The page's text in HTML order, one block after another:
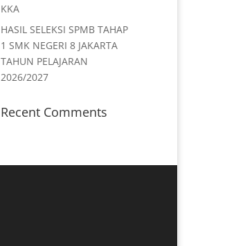
KKA
HASIL SELEKSI SPMB TAHAP
1 SMK NEGERI 8 JAKARTA
TAHUN PELAJARAN
2026/2027
Recent Comments